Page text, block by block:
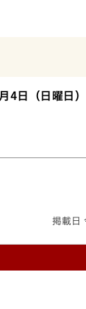
4日（日曜日
掲載日